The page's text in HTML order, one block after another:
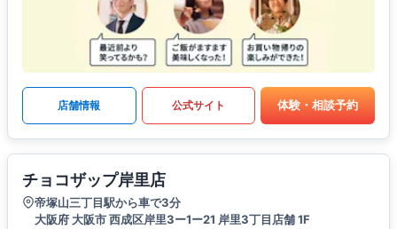
店舗情報 公式サイト 体験・相談予約
チョコザップ岸里店
帝塚山三丁目駅から車で3分
大阪府 大阪市 西成区岸里3ー1ー21 岸里3丁目店舗 1F